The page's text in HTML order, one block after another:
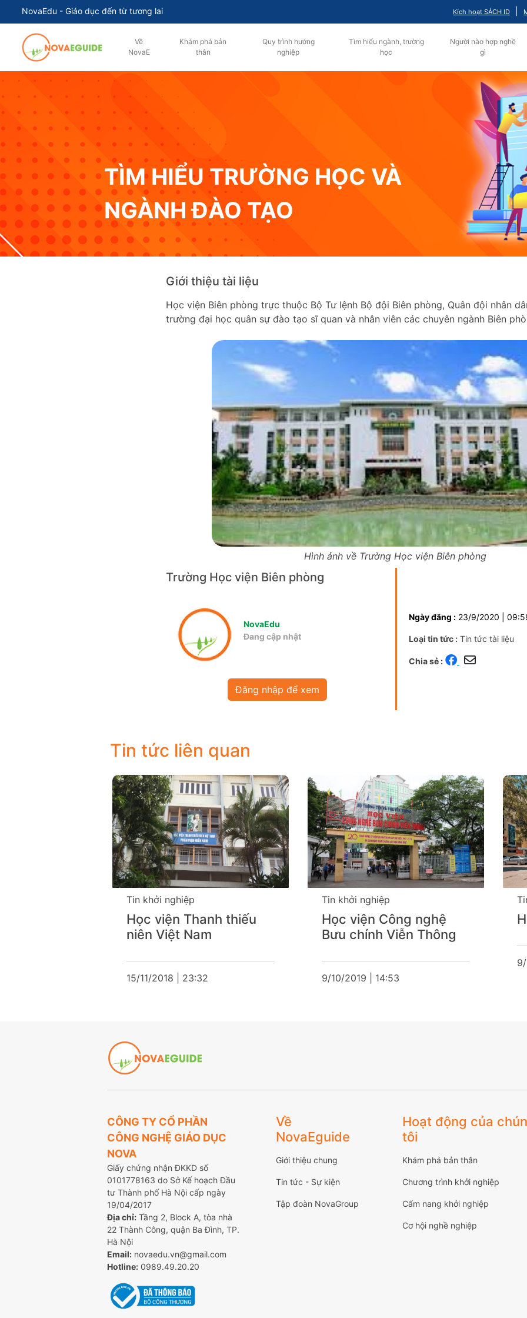
NovaEdu - Giáo dục đến từ tương lai Kích hoạt SÁCH ID
Về
NovaE
Khám phá bản
thân
Quy trình hướng
nghiệp
Tìm hiểu ngành, trường
học
Người nào hợp nghề
gì
TÌM HIỂU TRƯỜNG HỌC VÀ
NGÀNH ĐÀO TẠO
Giới thiệu tài liệu
Học viện Biên phòng trực thuộc Bộ Tư lệnh Bộ đội Biên phòng, Quân đội nhân
trường đại học quân sự đào tạo sĩ quan và nhân viên các chuyên ngành Biên
Hình ảnh về Trường Học viện Biên phòng
Trường Học viện Biên phòng
NovaEdu
Đang cập nhật
Đăng nhập để xem
Ngày đăng : 23/9/2020 |
Loại tin tức : Tin tức tài liệu
Chia sẻ :
Tin tức liên quan
Tin khởi nghiệp
Học viện Công nghệ
Bưu chính Viễn Thông
9/10/2019 | 14:53
Tin khởi nghiệp
Học viện Tài Chính
9/10/2019 | 16:36
CÔNG TY CỔ PHẦN
CÔNG NGHỆ GIÁO DỤC
NOVA
Giấy chứng nhận ĐKKD số
0101778163 do Sở Kế hoạch Đầu
tư Thành phố Hà Nội cấp ngày
19/04/2017
Địa chỉ: Tầng 2, Block A, tòa nhà
22 Thành Công, quận Ba Đình, TP.
Hà Nội
Email: novaedu.vn@gmail.com
Hotline: 0989.49.20.20
Về
NovaEguide
Giới thiệu chung
Tin tức - Sự kiện
Tập đoàn NovaGroup
Hoạt động của
tôi
Khám phá bản thân
Chương trình khởi nghiệp
Cẩm nang khởi nghiệp
Cơ hội nghề nghiệp